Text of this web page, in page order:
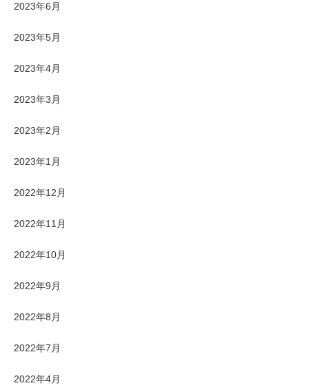
2023年6月
2023年5月
2023年4月
2023年3月
2023年2月
2023年1月
2022年12月
2022年11月
2022年10月
2022年9月
2022年8月
2022年7月
2022年4月